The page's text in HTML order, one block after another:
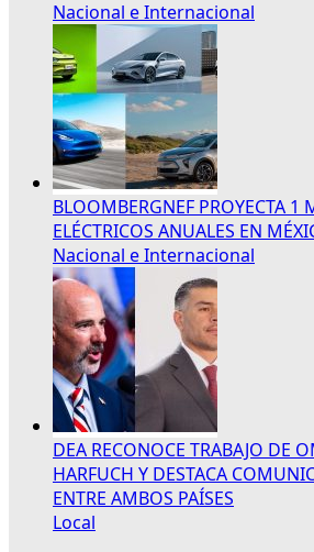
Nacional e Internacional
BLOOMBERGNEF PROYECTA 1
ELÉCTRICOS ANUALES EN
Nacional e Internacional
DEA RECONOCE TRABAJO DE
HARFUCH Y DESTACA
ENTRE AMBOS PAÍSES
Local